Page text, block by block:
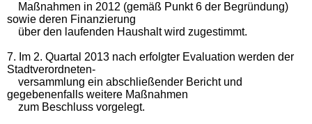
Maßnahmen in 2012 (gemäß Punkt 6 der Begründung)
sowie deren Finanzierung
über den laufenden Haushalt wird zugestimmt.
7. Im 2. Quartal 2013 nach erfolgter Evaluation werden der
Stadtverordneten-
versammlung ein abschließender Bericht und
gegebenenfalls weitere Maßnahmen
zum Beschluss vorgelegt.